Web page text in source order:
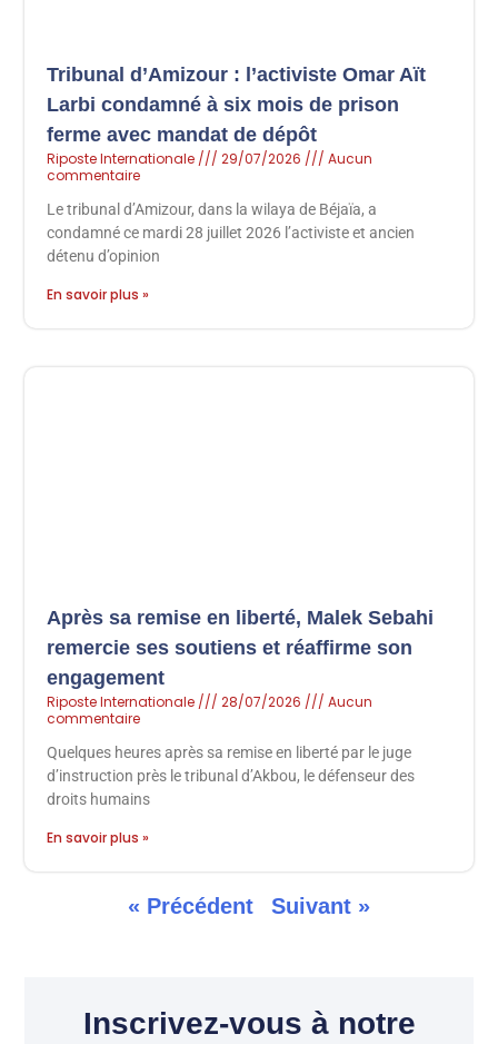
Tribunal d’Amizour : l’activiste Omar Aït
Larbi condamné à six mois de prison
ferme avec mandat de dépôt
Riposte Internationale 29/07/2026
Aucun
commentaire
Le tribunal d’Amizour, dans la wilaya de Béjaïa, a
condamné ce mardi 28 juillet 2026 l’activiste et ancien
détenu d’opinion
En savoir plus »
Après sa remise en liberté, Malek Sebahi
remercie ses soutiens et réaffirme son
engagement
Riposte Internationale 28/07/2026
Aucun
commentaire
Quelques heures après sa remise en liberté par le juge
d’instruction près le tribunal d’Akbou, le défenseur des
droits humains
En savoir plus »
« Précédent Suivant »
Inscrivez-vous à notre